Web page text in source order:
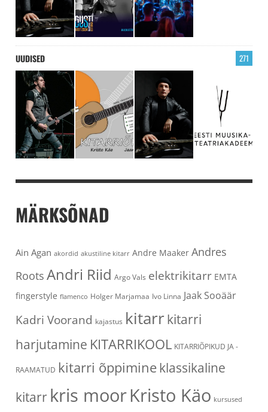
UUDISED 271
MÄRKSÕNAD
Ain Agan akordid akustiline kitarr Andre Maaker Andres
Roots Andri Riid Argo Vals elektrikitarr EMTA
fingerstyle flamenco Holger Marjamaa Ivo Linna Jaak Sooäär
Kadri Voorand kajastus kitarr kitarri
harjutamine KITARRIKOOL KITARRIÕPIKUD JA -
RAAMATUD kitarri õppimineklassikaline
kitarr kris moorKristo Käo kursused